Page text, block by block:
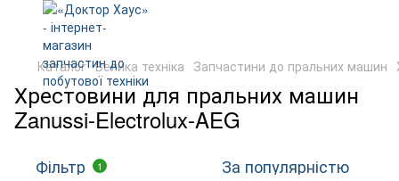
Каталог Велика техніка Запчастини до пральних машин
Хрестовини для пральних машин
Zanussi-Electrolux-AEG
Фільтр 1 За популярністю